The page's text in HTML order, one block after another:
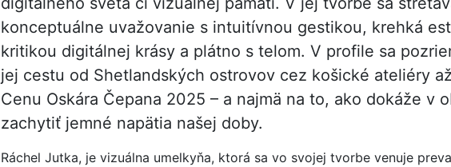
konceptuálne uvažovanie s intuitívnou gestikou, krehká
kritikou digitálnej krásy a plátno s telom. V profile sa
jej cestu od Shetlandských ostrovov cez košické ateliéry
Cenu Oskára Čepana 2025 – a najmä na to, ako dokáže v
zachytiť jemné napätia našej doby.
Ráchel Jutka, je vizuálna umelkyňa, ktorá sa vo svojej tvorbe venuje